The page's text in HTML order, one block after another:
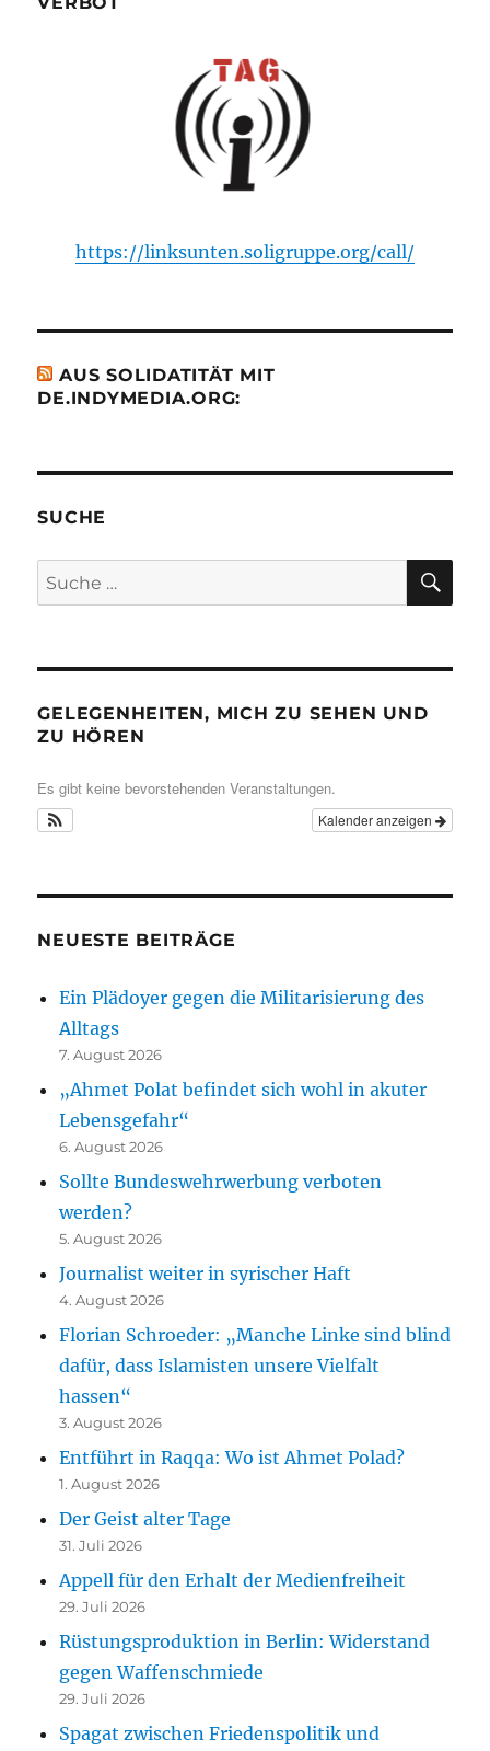
https://linksunten.soligruppe.org/call/
AUS SOLIDATITÄT MIT
DE.INDYMEDIA.ORG:
SUCHE
Suche
nach:
GELEGENHEITEN, MICH ZU SEHEN UND
ZU HÖREN
Es gibt keine bevorstehenden Veranstaltungen.
Kalender anzeigen
NEUESTE BEITRÄGE
Ein Plädoyer gegen die Militarisierung des
Alltags
7. August 2026
„Ahmet Polat befindet sich wohl in akuter
Lebensgefahr“
6. August 2026
Sollte Bundeswehrwerbung verboten
werden?
5. August 2026
Journalist weiter in syrischer Haft
4. August 2026
Florian Schroeder: „Manche Linke sind blind
dafür, dass Islamisten unsere Vielfalt
hassen“
3. August 2026
Entführt in Raqqa: Wo ist Ahmet Polad?
1. August 2026
Der Geist alter Tage
31. Juli 2026
Appell für den Erhalt der Medienfreiheit
29. Juli 2026
Rüstungsproduktion in Berlin: Widerstand
gegen Waffenschmiede
29. Juli 2026
Spagat zwischen Friedenspolitik und